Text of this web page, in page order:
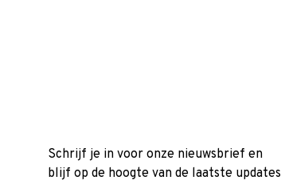
Schrijf je in voor onze nieuwsbrief en
blijf op de hoogte van de laatste updates